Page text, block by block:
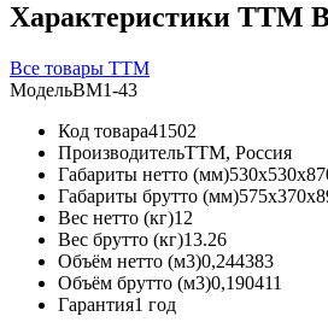
Характеристики ТТМ
Все товары ТТМ
МодельВМ1-43
Код товара41502
ПроизводительТТМ, Россия
Габариты нетто (мм)
Габариты брутто (мм)
Вес нетто (кг)12
Вес брутто (кг)13.26
Объём нетто (м3)0,244383
Объём брутто (м3)0,190411
Гарантия1 год